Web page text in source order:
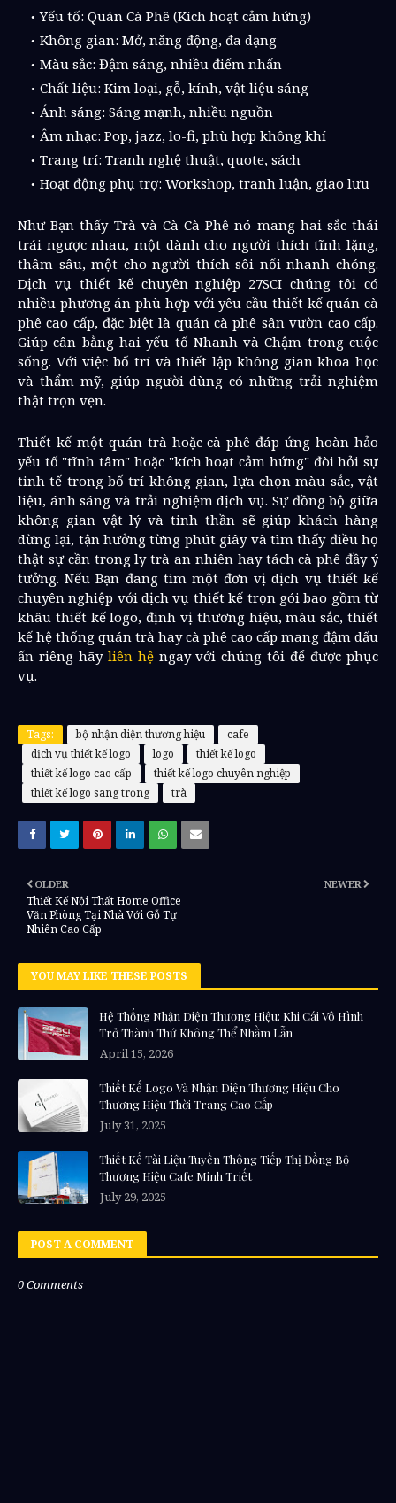
Yếu tố: Quán Cà Phê (Kích hoạt cảm hứng)
Không gian: Mở, năng động, đa dạng
Màu sắc: Đậm sáng, nhiều điểm nhấn
Chất liệu: Kim loại, gỗ, kính, vật liệu sáng
Ánh sáng: Sáng mạnh, nhiều nguồn
Âm nhạc: Pop, jazz, lo-fi, phù hợp không khí
Trang trí: Tranh nghệ thuật, quote, sách
Hoạt động phụ trợ: Workshop, tranh luận, giao lưu
Như Bạn thấy Trà và Cà Cà Phê nó mang hai sắc thái
trái ngược nhau, một dành cho người thích tĩnh lặng,
thâm sâu, một cho người thích sôi nổi nhanh chóng.
Dịch vụ thiết kế chuyên nghiệp 27SCI chúng tôi có
nhiều phương án phù hợp với yêu cầu thiết kế quán cà
phê cao cấp, đặc biệt là quán cà phê sân vườn cao cấp.
Giúp cân bằng hai yếu tố Nhanh và Chậm trong cuộc
sống. Với việc bố trí và thiết lập không gian khoa học
và thẩm mỹ, giúp người dùng có những trải nghiệm
thật trọn vẹn.
Thiết kế một quán trà hoặc cà phê đáp ứng hoàn hảo
yếu tố "tĩnh tâm" hoặc "kích hoạt cảm hứng" đòi hỏi sự
tinh tế trong bố trí không gian, lựa chọn màu sắc, vật
liệu, ánh sáng và trải nghiệm dịch vụ. Sự đồng bộ giữa
không gian vật lý và tinh thần sẽ giúp khách hàng
dừng lại, tận hưởng từng phút giây và tìm thấy điều họ
thật sự cần trong ly trà an nhiên hay tách cà phê đầy ý
tưởng. Nếu Bạn đang tìm một đơn vị dịch vụ thiết kế
chuyên nghiệp với dịch vụ thiết kế trọn gói bao gồm từ
khâu thiết kế logo, định vị thương hiệu, màu sắc, thiết
kế hệ thống quán trà hay cà phê cao cấp mang đậm dấu
ấn riêng hãy liên hệ ngay với chúng tôi để được phục
vụ.
Tags: bộ nhận diện thương hiệu
cafe
dịch vụ thiết kế logo
logo
thiết kế logo
thiết kế logo cao cấp
thiết kế logo chuyên nghiệp
thiết kế logo sang trọng
trà
NEWER
OLDER
Thiết Kế Nội Thất Home Office
Văn Phòng Tại Nhà Với Gỗ Tự
Nhiên Cao Cấp
YOU MAY LIKE THESE POSTS
Hệ Thống Nhận Diện Thương Hiệu: Khi Cái Vô Hình
Trở Thành Thứ Không Thể Nhầm Lẫn
April 15, 2026
Thiết Kế Logo Và Nhận Diện Thương Hiệu Cho
Thương Hiệu Thời Trang Cao Cấp
July 31, 2025
Thiết Kế Tài Liệu Tuyền Thông Tiếp Thị Đồng Bộ
Thương Hiệu Cafe Minh Triết
July 29, 2025
POST A COMMENT
0 Comments